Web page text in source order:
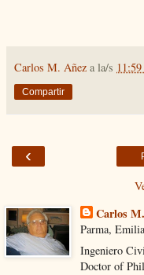
Carlos M. Añez a la/s
Compartir
‹
Carlos
Parma,
Ingeniero
Doctor of